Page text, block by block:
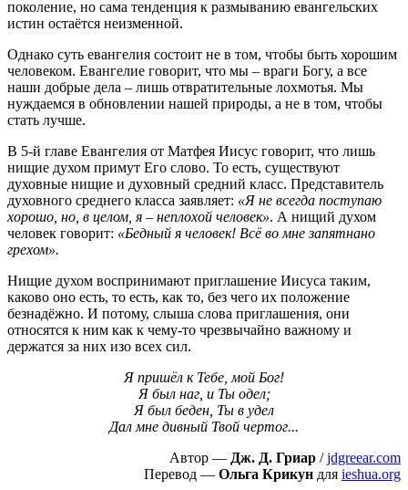
поколение, но сама тенденция к размыванию евангельских
истин остаётся неизменной.
Однако суть евангелия состоит не в том, чтобы быть хорошим
человеком. Евангелие говорит, что мы – враги Богу, а все
наши добрые дела – лишь отвратительные лохмотья. Мы
нуждаемся в обновлении нашей природы, а не в том, чтобы
стать лучше.
В 5-й главе Евангелия от Матфея Иисус говорит, что лишь
нищие духом примут Его слово. То есть, существуют
духовные нищие и духовный средний класс. Представитель
духовного среднего класса заявляет: «Я не всегда поступаю
хорошо, но, в целом, я – неплохой человек». А нищий духом
человек говорит: «Бедный я человек! Всё во мне запятнано
грехом».
Нищие духом воспринимают приглашение Иисуса таким,
каково оно есть, то есть, как то, без чего их положение
безнадёжно. И потому, слыша слова приглашения, они
относятся к ним как к чему-то чрезвычайно важному и
держатся за них изо всех сил.
Я пришёл к Тебе, мой Бог!
Я был наг, и Ты одел;
Я был беден, Ты в удел
Дал мне дивный Твой чертог...
Автор — Дж. Д. Гриар /jdgreear.com
Перевод — Ольга Крикун для ieshua.org